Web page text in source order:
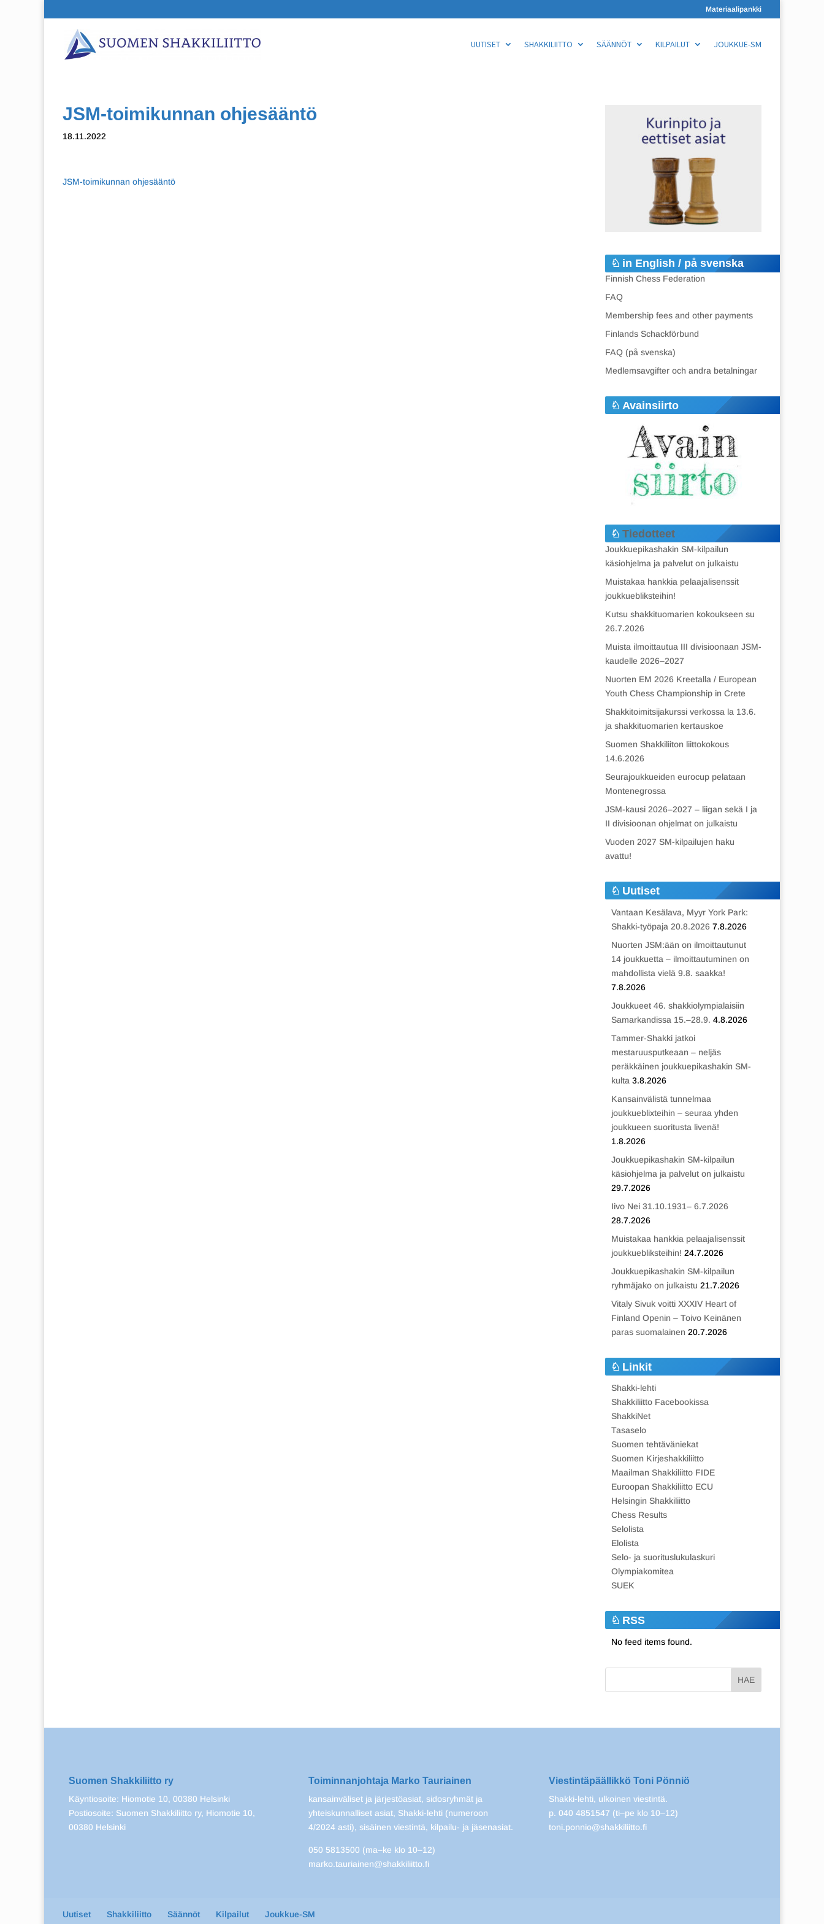
Materiaalipankki
UUTISET SHAKKILIITTO SÄÄNNÖT KILPAILUT JOUKKUE-SM
JSM-toimikunnan ohjesääntö
18.11.2022
JSM-toimikunnan ohjesääntö
in English / på svenska
Finnish Chess Federation
FAQ
Membership fees and other payments
Finlands Schackförbund
FAQ (på svenska)
Medlemsavgifter och andra betalningar
Avainsiirto
Tiedotteet
Joukkuepikashakin SM-kilpailun
käsiohjelma ja palvelut on julkaistu
Muistakaa hankkia pelaajalisenssit
joukkuebliksteihin!
Kutsu shakkituomarien kokoukseen su
26.7.2026
Muista ilmoittautua III divisioonaan JSM-
kaudelle 2026–2027
Nuorten EM 2026 Kreetalla / European
Youth Chess Championship in Crete
Shakkitoimitsijakurssi verkossa la 13.6.
ja shakkituomarien kertauskoe
Suomen Shakkiliiton liittokokous
14.6.2026
Seurajoukkueiden eurocup pelataan
Montenegrossa
JSM-kausi 2026–2027 – liigan sekä I ja
II divisioonan ohjelmat on julkaistu
Vuoden 2027 SM-kilpailujen haku
avattu!
Uutiset
Vantaan Kesälava, Myyr York Park:
Shakki-työpaja 20.8.2026 7.8.2026
Nuorten JSM:ään on ilmoittautunut
14 joukkuetta – ilmoittautuminen on
mahdollista vielä 9.8. saakka!
7.8.2026
Joukkueet 46. shakkiolympialaisiin
Samarkandissa 15.–28.9. 4.8.2026
Tammer-Shakki jatkoi
mestaruusputkeaan – neljäs
peräkkäinen joukkuepikashakin SM-
kulta 3.8.2026
Kansainvälistä tunnelmaa
joukkueblixteihin – seuraa yhden
joukkueen suoritusta livenä!
1.8.2026
Joukkuepikashakin SM-kilpailun
käsiohjelma ja palvelut on julkaistu
29.7.2026
Iivo Nei 31.10.1931– 6.7.2026
28.7.2026
Muistakaa hankkia pelaajalisenssit
joukkuebliksteihin! 24.7.2026
Joukkuepikashakin SM-kilpailun
ryhmäjako on julkaistu 21.7.2026
Vitaly Sivuk voitti XXXIV Heart of
Finland Openin – Toivo Keinänen
paras suomalainen 20.7.2026
Linkit
Shakki-lehti
Shakkiliitto Facebookissa
ShakkiNet
Tasaselo
Suomen tehtäväniekat
Suomen Kirjeshakkiliitto
Maailman Shakkiliitto FIDE
Euroopan Shakkiliitto ECU
Helsingin Shakkiliitto
Chess Results
Selolista
Elolista
Selo- ja suorituslukulaskuri
Olympiakomitea
SUEK
RSS
No feed items found.
Suomen Shakkiliitto ry
Käyntiosoite: Hiomotie 10, 00380 Helsinki
Postiosoite: Suomen Shakkiliitto ry, Hiomotie 10,
00380 Helsinki
Toiminnanjohtaja Marko Tauriainen
kansainväliset ja järjestöasiat, sidosryhmät ja
yhteiskunnalliset asiat, Shakki-lehti (numeroon
4/2024 asti), sisäinen viestintä, kilpailu- ja jäsenasiat.
050 5813500 (ma–ke klo 10–12)
marko.tauriainen@shakkiliitto.fi
Viestintäpäällikkö Toni Pönniö
Shakki-lehti, ulkoinen viestintä.
p. 040 4851547 (ti–pe klo 10–12)
toni.ponnio@shakkiliitto.fi
Uutiset Shakkiliitto Säännöt Kilpailut Joukkue-SM